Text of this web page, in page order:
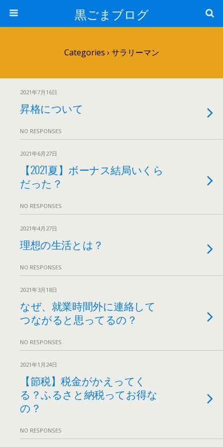
黒ごまブログ
Categories › サラリーマン
2021年7月16日
昇格について
NO RESPONSES
2021年6月27日
【2021夏】ボーナス結局いくら
だった？
NO RESPONSES
2021年4月27日
理想の生活とは？
NO RESPONSES
2021年3月18日
なぜ、就業時間外に連絡して
つながると思ってるの？
NO RESPONSES
2021年1月24日
【節税】税金がかえってく
る？ふるさと納税ってお得な
の？
NO RESPONSES